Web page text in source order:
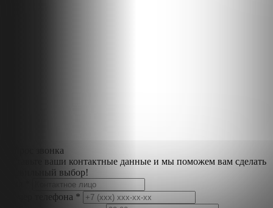
Запрос звонка
Оставьте ваши контактные данные и мы поможем вам сделать
правильный выбор!
Номер телефона *